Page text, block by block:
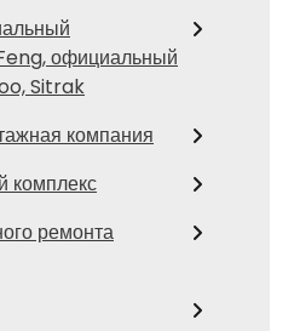
официальный
Sitrak
компания
комплекс
ремонта